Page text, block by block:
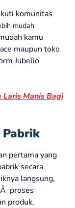
komunitas
mudah
kamu
maupun toko
Jubelio
Manis Bagi
pertama yang
secara
langsung,
proses
produk.